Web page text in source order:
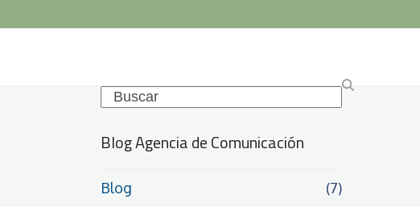
Search
Blog Agencia de Comunicación
Blog (7)